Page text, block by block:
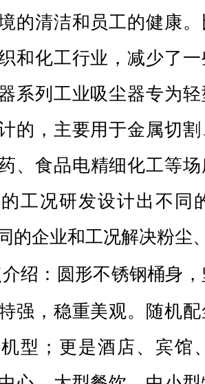
的清洁和员工的健康
和化工行业，减少了一
系列工业吸尘器专为
的，主要用于金属切
、食品电精细化工等
工况研发设计出不同
的企业和工况解决粉尘
绍：圆形不锈钢桶身
强，稳重美观。随机配
型；更是酒店、宾馆